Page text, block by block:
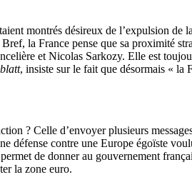
montrés désireux de l’expulsion de
la France pense que sa proximité
et Nicolas Sarkozy. Elle est
, insiste sur le fait que désormais « la
? Celle d’envoyer plusieurs
défense contre une Europe égoïste
de donner au gouvernement
la zone euro.